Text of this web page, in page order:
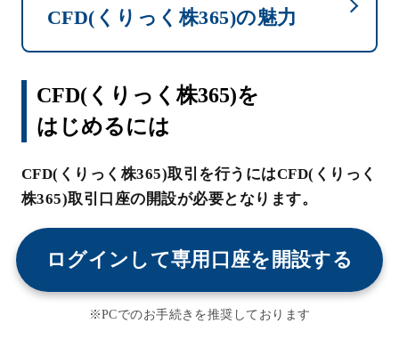
CFD(くりっく株365)の魅力
CFD(くりっく株365)を
はじめるには
CFD(くりっく株365)取引を行うにはCFD(くりっく
株365)取引口座の開設が必要となります。
ログインして専用口座を開設する
※PCでのお手続きを推奨しております